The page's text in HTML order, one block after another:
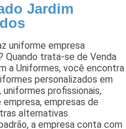
Jardim
uniforme empresa
Quando trata-se de Venda
a Uniformes, você encontra
personalizados em
uniformes profissionais,
empresas de
alternativas.
a empresa conta com